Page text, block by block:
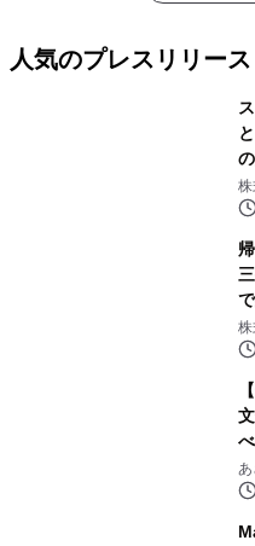
人気のプレスリリース
株
あ